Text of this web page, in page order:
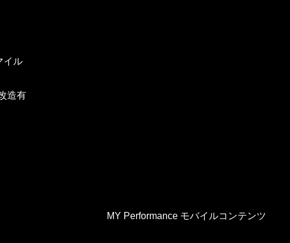
イル
造有
MY Performance モバイルコンテンツ